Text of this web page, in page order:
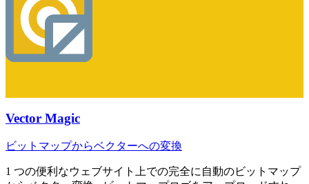
Vector Magic
ビットマップからベクターへの変換
1 つの便利なウェブサイト上での完全に自動のビットマップ